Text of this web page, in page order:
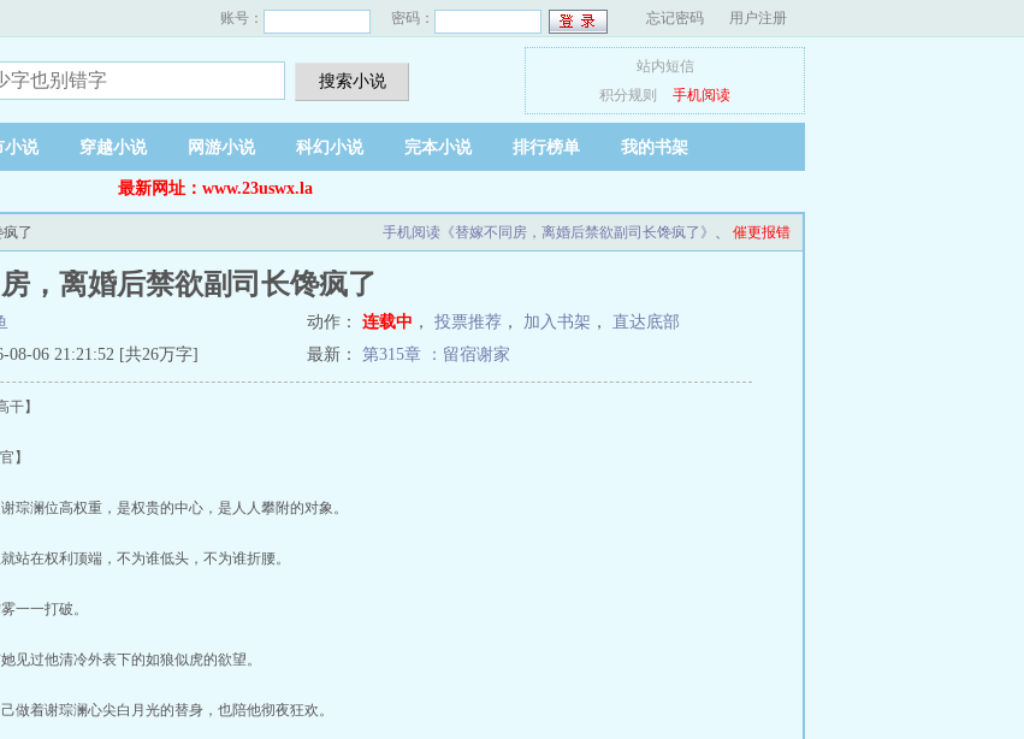
账号： 密码： 忘记密码 用户注册
搜索小说
站内短信
积分规则
手机阅读
小说 穿越小说 网游小说 科幻小说 完本小说 排行榜单 我的书架
最新网址：www.23uswx.la
手机阅读《替嫁不同房，离婚后禁欲副司长馋疯了》 、 催更报错
了
，离婚后禁欲副司长馋疯了
动作： 连载中 ， 投票推荐 ， 加入书架 ， 直达底部
08-06 21:21:52 [共26万字]
最新： 第315章 ：留宿谢家
】
】
琮澜位高权重，是权贵的中心，是人人攀附的对象。
站在权利顶端，不为谁低头，不为谁折腰。
一一打破。
见过他清冷外表下的如狼似虎的欲望。
做着谢琮澜心尖白月光的替身，也陪他彻夜狂欢。